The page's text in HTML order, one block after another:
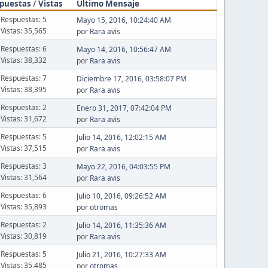
/Vistas Último Mensaje
Respuestas: 5
Vistas: 35,565
Mayo 15, 2016, 10:24:40 AM
por Rara avis
Respuestas: 6
Vistas: 38,332
Mayo 14, 2016, 10:56:47 AM
por Rara avis
Respuestas: 7
Vistas: 38,395
Diciembre 17, 2016, 03:58:07 PM
por Rara avis
Respuestas: 2
Vistas: 31,672
Enero 31, 2017, 07:42:04 PM
por Rara avis
Respuestas: 5
Vistas: 37,515
Julio 14, 2016, 12:02:15 AM
por Rara avis
Respuestas: 3
Vistas: 31,564
Mayo 22, 2016, 04:03:55 PM
por Rara avis
Respuestas: 6
Vistas: 35,893
Julio 10, 2016, 09:26:52 AM
porotromas
Respuestas: 2
Vistas: 30,819
Julio 14, 2016, 11:35:36 AM
por Rara avis
Respuestas: 5
Vistas: 35,485
Julio 21, 2016, 10:27:33 AM